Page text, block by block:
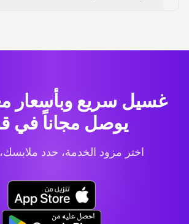
غسيل سريع وبأسعار
يوصل مجاناً في
اختر مزود الخدمة، حدد